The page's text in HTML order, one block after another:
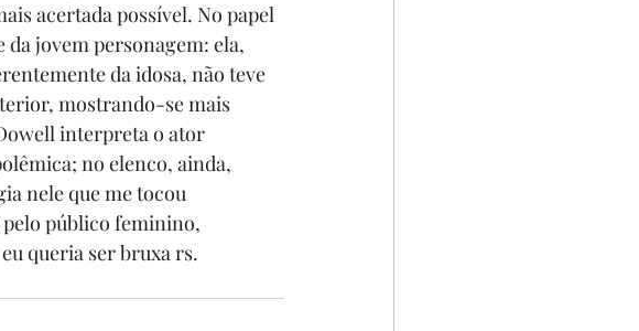
acertada possível. No papel
jovem personagem: ela,
da idosa, não teve
mostrando-se mais
interpreta o ator
no elenco, ainda,
nele que me tocou
público feminino,
queria ser bruxa rs.